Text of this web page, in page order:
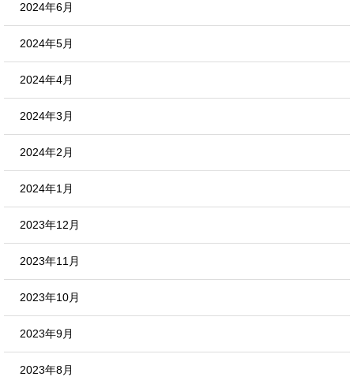
2024年6月
2024年5月
2024年4月
2024年3月
2024年2月
2024年1月
2023年12月
2023年11月
2023年10月
2023年9月
2023年8月